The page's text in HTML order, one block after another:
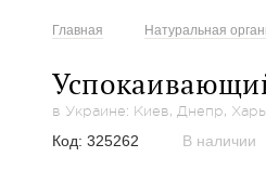
Главная Натуральная
в Украине: Киев, Днепр,
Код: 325262 В наличии